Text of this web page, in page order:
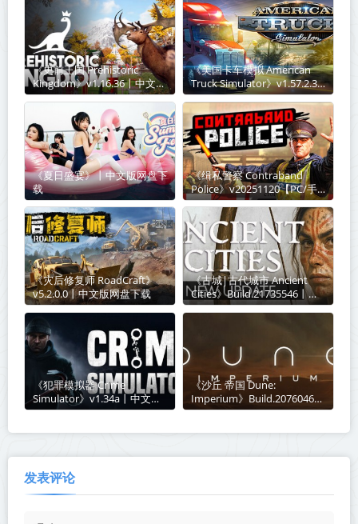
《史前王国 Prehistoric
Kingdom》v1.16.36丨中文版
网盘下载
《美国卡车模拟 American
Truck Simulator》v1.57.2.3-
全DLC【单机+联机】丨中文
版网盘下载
《夏日盛宴》丨中文版网盘下
载
《缉私警察 Contraband
Police》v20251120【PC/手
机双端】丨中文版网盘下载
《​灾后修复师 RoadCraft》
v5.2.0.0丨中文版网盘下载
《古城|古代城市 Ancient
Cities》Build.21735546丨中
文版网盘下载
《犯罪模拟器 Crime
Simulator》v1.34a丨中文版
网盘下载
《沙丘 帝国 Dune:
Imperium》Build.20760467-
全DLC丨中文版网盘下载
发表评论